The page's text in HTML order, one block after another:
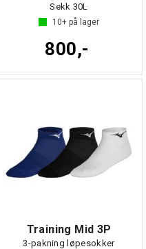
Sekk 30L
10+ på lager
800,-
Training Mid 3P
3-pakning løpesokker